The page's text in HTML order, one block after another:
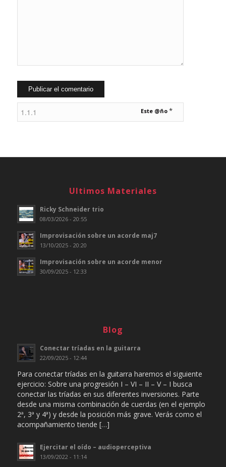
Este @ño *
Ultimos Materiales
Ricky Schneider trio
08/03/2026 - 20:55
Improvisación sobre un acorde maj7
13/10/2025 - 20:20
Improvisación sobre un acorde menor
30/09/2025 - 12:33
Blog
Conectar tríadas en la guitarra
22/09/2025 - 12:44
Para conectar tríadas en la guitarra haremos el siguiente
ejercicio: Sobre una progresión I – VI – II – V – I busca
conectar las tríadas en sus diferentes inversiones. Parte
desde una misma combinación de cuerdas (en el ejemplo
2ª, 3ª y 4ª) y desde la posición más grave. Verás como el
acompañamiento tiende […]
Ejercitar el oído – audioperceptiva
13/09/2022 - 11:14